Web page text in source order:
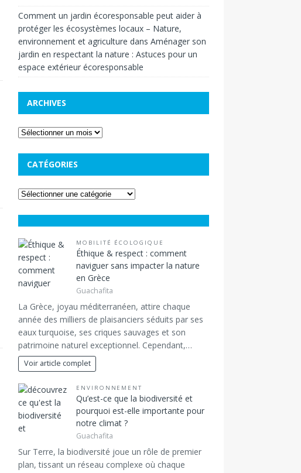
Comment un jardin écoresponsable peut aider à
protéger les écosystèmes locaux – Nature,
environnement et agriculture dans Aménager son
jardin en respectant la nature : Astuces pour un
espace extérieur écoresponsable
ARCHIVES
CATÉGORIES
MOBILITÉ ÉCOLOGIQUE
Éthique & respect : comment
naviguer sans impacter la nature
en Grèce
Guachafita
La Grèce, joyau méditerranéen, attire chaque
année des milliers de plaisanciers séduits par ses
eaux turquoise, ses criques sauvages et son
patrimoine naturel exceptionnel. Cependant,…
Voir article complet
ENVIRONNEMENT
Qu’est-ce que la biodiversité et
pourquoi est-elle importante pour
notre climat ?
Guachafita
Sur Terre, la biodiversité joue un rôle de premier
plan, tissant un réseau complexe où chaque